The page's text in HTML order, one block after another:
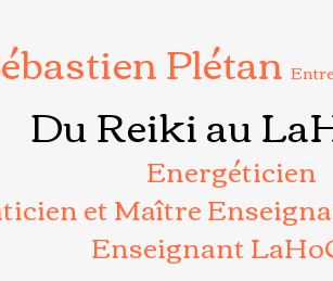
Plétan
Du Reiki au
Energéticien
et Maître
Enseignant